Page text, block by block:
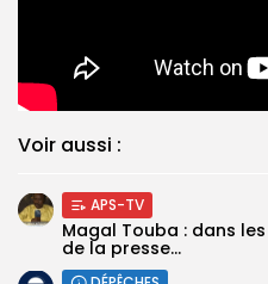
Voir aussi :
APS-TV
Magal Touba : dans
de la presse...